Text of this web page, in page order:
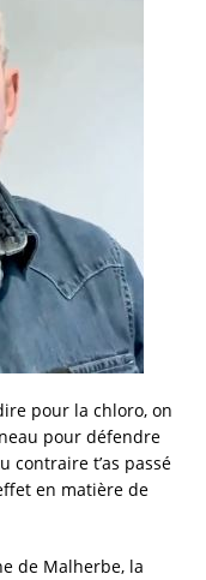
pour la chloro, on
pour défendre
contraire t’as passé
en matière de
de Malherbe, la